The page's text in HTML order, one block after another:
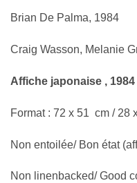
Brian De Palma, 1984
Craig Wasson, Melanie
Affiche japonaise , 1984
Format : 72 x 51 cm / 28
Non entoilée/ Bon état
Non linenbacked/ Good